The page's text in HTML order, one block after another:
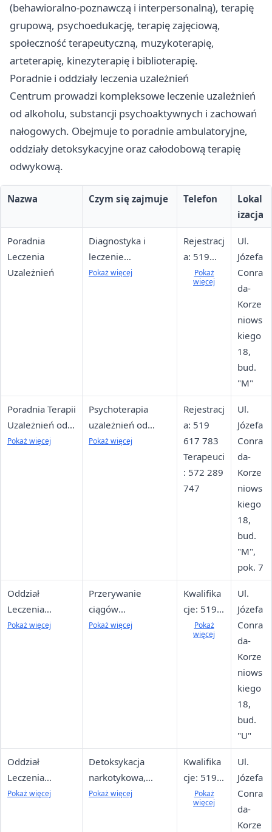
(behawioralno-poznawczą i interpersonalną), terapię
grupową, psychoedukację, terapię zajęciową,
społeczność terapeutyczną, muzykoterapię,
arteterapię, kinezyterapię i biblioterapię.
Poradnie i oddziały leczenia uzależnień
Centrum prowadzi kompleksowe leczenie uzależnień
od alkoholu, substancji psychoaktywnych i zachowań
nałogowych. Obejmuje to poradnie ambulatoryjne,
oddziały detoksykacyjne oraz całodobową terapię
odwykową.
Nazwa Czym się zajmuje Telefon
Lokal
izacja
Poradnia
Leczenia
Uzależnień
Diagnostyka i
leczenie
uzależnień od
Pokaż więcej
Rejestracj
a: 519
618 112
Detoksyk
Pokaż
więcej
Ul.
Józefa
Conra
da-
Korze
niows
kiego
18,
bud.
"M"
Poradnia Terapii
Uzależnień od
Substancji
Pokaż więcej
Psychoterapia
uzależnień od
narkotyków,
Pokaż więcej
Rejestracj
a: 519
617 783
Terapeuci
: 572 289
747
Ul.
Józefa
Conra
da-
Korze
niows
kiego
18,
bud.
"M",
pok. 7
Oddział
Leczenia
Alkoholowych
Pokaż więcej
Przerywanie
ciągów
alkoholowych,
Pokaż więcej
Kwalifika
cje: 519
618 003
Dyżurka:
Pokaż
więcej
Ul.
Józefa
Conra
da-
Korze
niows
kiego
18,
bud.
"U"
Oddział
Leczenia
Zespołów
Pokaż więcej
Detoksykacja
narkotykowa,
diagnostyka
Pokaż więcej
Kwalifika
cje: 519
617 783
Dyżurka
Pokaż
więcej
Ul.
Józefa
Conra
da-
Korze